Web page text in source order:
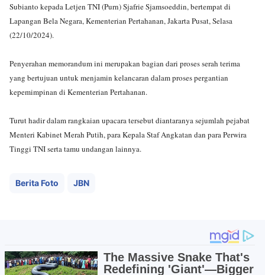
Subianto kepada Letjen TNI (Purn) Sjafrie Sjamsoeddin, bertempat di
Lapangan Bela Negara, Kementerian Pertahanan, Jakarta Pusat, Selasa
(22/10/2024).
Penyerahan memorandum ini merupakan bagian dari proses serah terima
yang bertujuan untuk menjamin kelancaran dalam proses pergantian
kepemimpinan di Kementerian Pertahanan.
Turut hadir dalam rangkaian upacara tersebut diantaranya sejumlah pejabat
Menteri Kabinet Merah Putih, para Kepala Staf Angkatan dan para Perwira
Tinggi TNI serta tamu undangan lainnya.
Berita Foto JBN